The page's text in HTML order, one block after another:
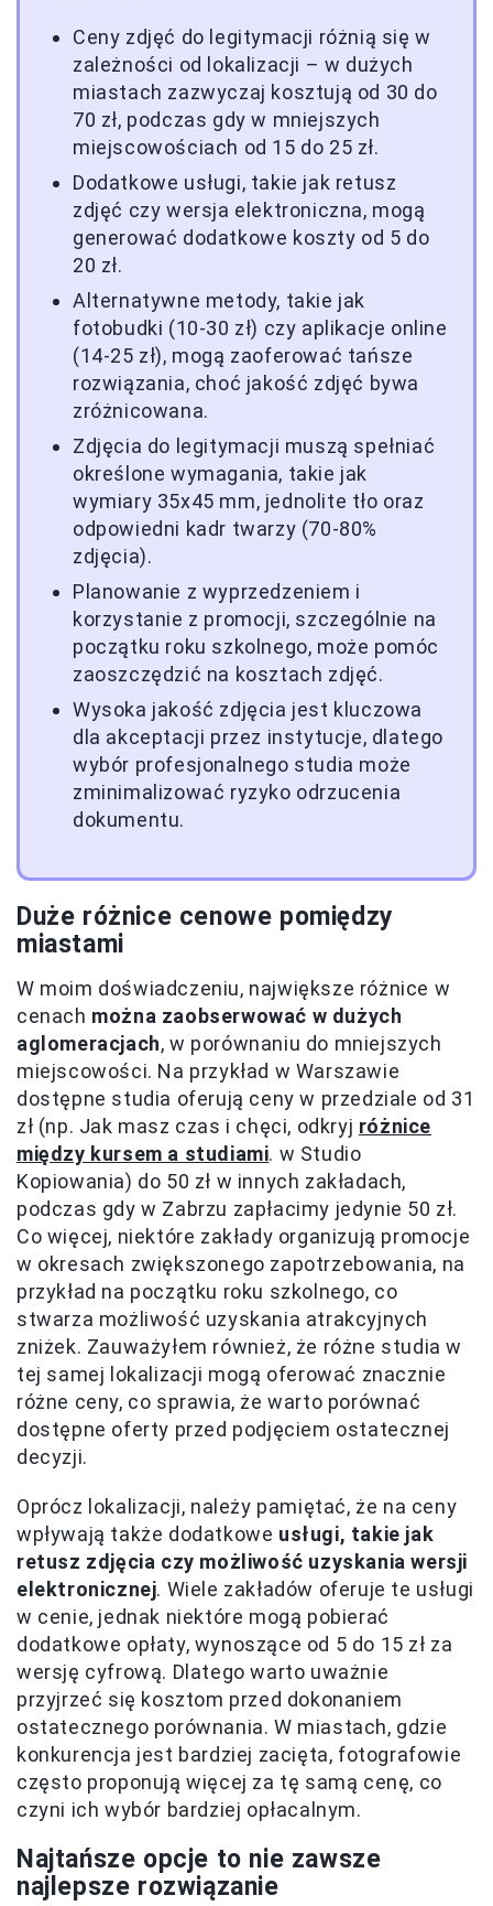
Ceny zdjęć do legitymacji różnią się w
zależności od lokalizacji – w dużych
miastach zazwyczaj kosztują od 30 do
70 zł, podczas gdy w mniejszych
miejscowościach od 15 do 25 zł.
Dodatkowe usługi, takie jak retusz
zdjęć czy wersja elektroniczna, mogą
generować dodatkowe koszty od 5 do
20 zł.
Alternatywne metody, takie jak
fotobudki (10-30 zł) czy aplikacje online
(14-25 zł), mogą zaoferować tańsze
rozwiązania, choć jakość zdjęć bywa
zróżnicowana.
Zdjęcia do legitymacji muszą spełniać
określone wymagania, takie jak
wymiary 35x45 mm, jednolite tło oraz
odpowiedni kadr twarzy (70-80%
zdjęcia).
Planowanie z wyprzedzeniem i
korzystanie z promocji, szczególnie na
początku roku szkolnego, może pomóc
zaoszczędzić na kosztach zdjęć.
Wysoka jakość zdjęcia jest kluczowa
dla akceptacji przez instytucje, dlatego
wybór profesjonalnego studia może
zminimalizować ryzyko odrzucenia
dokumentu.
Duże różnice cenowe pomiędzy
miastami
W moim doświadczeniu, największe różnice w
cenach można zaobserwować w dużych
aglomeracjach, w porównaniu do mniejszych
miejscowości. Na przykład w Warszawie
dostępne studia oferują ceny w przedziale od 31
zł (np. Jak masz czas i chęci, odkryj różnice
między kursem a studiami. w Studio
Kopiowania) do 50 zł w innych zakładach,
podczas gdy w Zabrzu zapłacimy jedynie 50 zł.
Co więcej, niektóre zakłady organizują promocje
w okresach zwiększonego zapotrzebowania, na
przykład na początku roku szkolnego, co
stwarza możliwość uzyskania atrakcyjnych
zniżek. Zauważyłem również, że różne studia w
tej samej lokalizacji mogą oferować znacznie
różne ceny, co sprawia, że warto porównać
dostępne oferty przed podjęciem ostatecznej
decyzji.
Oprócz lokalizacji, należy pamiętać, że na ceny
wpływają także dodatkowe usługi, takie jak
retusz zdjęcia czy możliwość uzyskania wersji
elektronicznej. Wiele zakładów oferuje te usługi
w cenie, jednak niektóre mogą pobierać
dodatkowe opłaty, wynoszące od 5 do 15 zł za
wersję cyfrową. Dlatego warto uważnie
przyjrzeć się kosztom przed dokonaniem
ostatecznego porównania. W miastach, gdzie
konkurencja jest bardziej zacięta, fotografowie
często proponują więcej za tę samą cenę, co
czyni ich wybór bardziej opłacalnym.
Najtańsze opcje to nie zawsze
najlepsze rozwiązanie